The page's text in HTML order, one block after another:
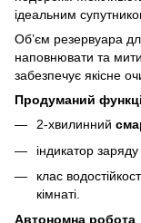
ідеальним
Об’єм резервуара
наповнювати та
забезпечує якісне
Продуманий
2-хвилинний
індикатор
клас
кімнаті.
Автономна робота